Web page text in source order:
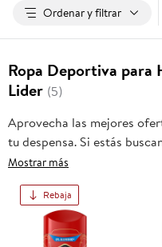
Ordenar y filtrar
Ropa Deportiva para
Lider (5)
Aprovecha las mejores
tu despensa. Si estás
Hombres, frutas frescas,
online con despacho a
esta oportunidad sea
familia.
Mostrar más
Rebaja